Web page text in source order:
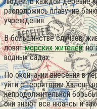
расположись плавучие
учреждения.
В большинстве случаев,
ловятморских жителей, но
водных садах.
По окончании внесения в
уйти с территории Халонг,
непродолжительной
они знают все нюансы и